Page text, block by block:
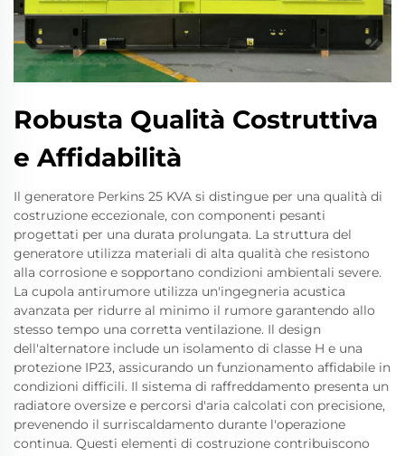
Robusta Qualità Costruttiva
e Affidabilità
Il generatore Perkins 25 KVA si distingue per una qualità di
costruzione eccezionale, con componenti pesanti
progettati per una durata prolungata. La struttura del
generatore utilizza materiali di alta qualità che resistono
alla corrosione e sopportano condizioni ambientali severe.
La cupola antirumore utilizza un'ingegneria acustica
avanzata per ridurre al minimo il rumore garantendo allo
stesso tempo una corretta ventilazione. Il design
dell'alternatore include un isolamento di classe H e una
protezione IP23, assicurando un funzionamento affidabile in
condizioni difficili. Il sistema di raffreddamento presenta un
radiatore oversize e percorsi d'aria calcolati con precisione,
prevenendo il surriscaldamento durante l'operazione
continua. Questi elementi di costruzione contribuiscono